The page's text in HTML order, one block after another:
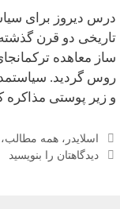
درس دیروز برای
تاریخی دو قرن
ساز معاهده
روس گردید.
و زیر پوستی مذاکره
دسته‌ها
اسلایدر ، همه مطالب،
دیدگاهتان را بنویسید